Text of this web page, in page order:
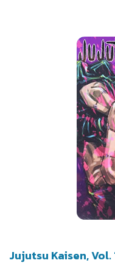
Jujutsu Kaisen, Vol.